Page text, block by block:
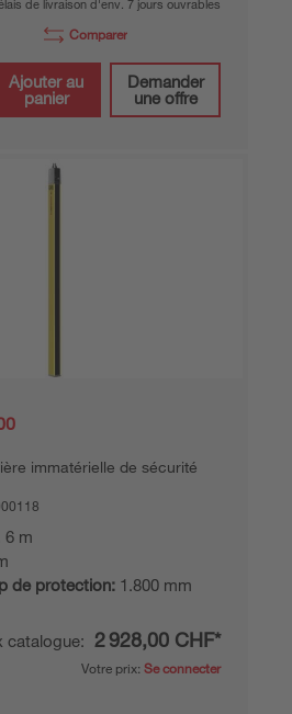
de livraison d'env. 7 jours ouvrables
Comparer
Ajouter au
panier
Demander
une offre
immatérielle de sécurité
6 m
de protection: 1.800 mm
catalogue: 2 928,00 CHF*
Votre prix: Se connecter